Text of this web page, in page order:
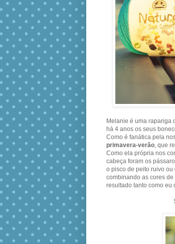
Melanie é uma rapariga
há 4 anos os seus
Como é fanática pela
primavera-verão, que
Como ela própria nos
cabeça foram os
o pisco de peito ruivo
combinando as cores
resultado tanto como eu